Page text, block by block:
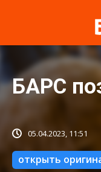
БАРС
05.04.2023, 11:51
открыть